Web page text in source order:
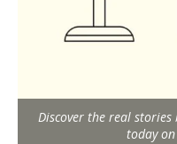
Discover the real
today